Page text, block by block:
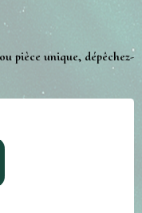
pièce unique, dépêchez-